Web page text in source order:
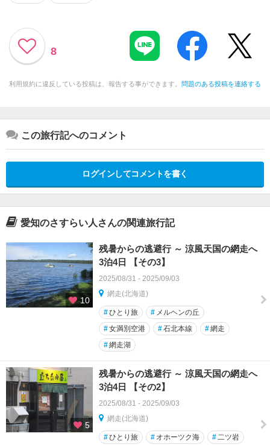
8
利用規約に違反している投稿は、報告する事ができます。 問題のある投稿を連絡する
この旅行記へのコメント
ログインしてコメントを書く
愛知のさすらい人さんの関連旅行記
10
残暑からの逃避行 ～ 涼風天国の網走へ
3泊4日 【その3】
2025/08/31 - 2025/09/03
網走(北海道)
#ひとり旅 # メルヘンの丘
#女満別空港 #石北本線 #網走
#網走湖
5
残暑からの逃避行 ～ 涼風天国の網走へ
3泊4日 【その2】
2025/08/31 - 2025/09/03
網走(北海道)
#ひとり旅 # オホーツク海 #二ツ岩